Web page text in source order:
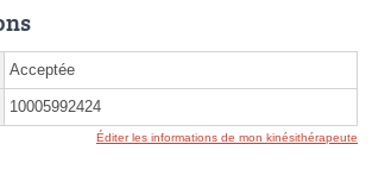
Acceptée
10005992424
Éditer les informations de mon kinésithérapeute